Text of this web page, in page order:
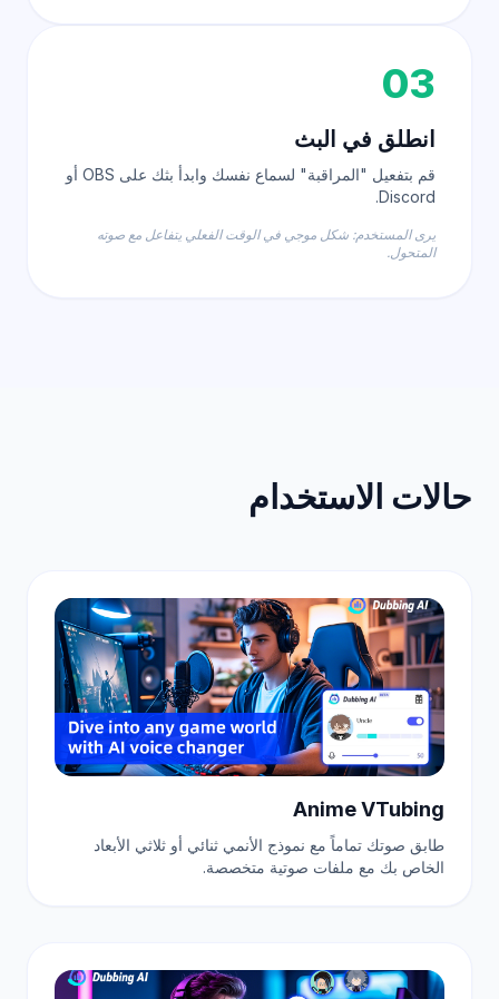
03
انطلق في البث
قم بتفعيل "المراقبة" لسماع نفسك وابدأ بثك على OBS أو
Discord.
يرى المستخدم: شكل موجي في الوقت الفعلي يتفاعل مع صوته
المتحول.
حالات الاستخدام
Anime VTubing
طابق صوتك تماماً مع نموذج الأنمي ثنائي أو ثلاثي الأبعاد
الخاص بك مع ملفات صوتية متخصصة.